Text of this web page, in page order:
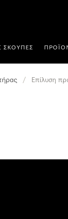
ΣΚΟΎΠΕΣ
/ Επίλυση